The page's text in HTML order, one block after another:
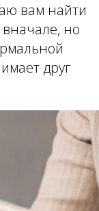
вам найти
но
друг